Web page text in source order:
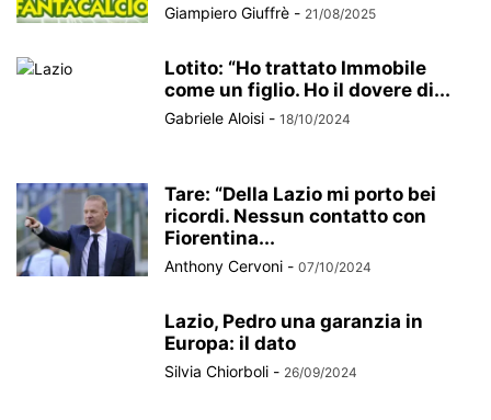
Giampiero Giuffrè - 21/08/2025
Lotito: “Ho trattato Immobile
come un figlio. Ho il dovere di...
Gabriele Aloisi - 18/10/2024
Tare: “Della Lazio mi porto bei
ricordi. Nessun contatto con
Fiorentina...
Anthony Cervoni - 07/10/2024
Lazio, Pedro una garanzia in
Europa: il dato
Silvia Chiorboli - 26/09/2024